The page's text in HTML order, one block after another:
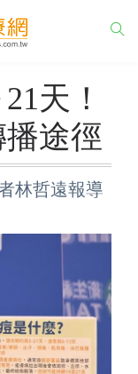
天！
途徑
林哲遠報導